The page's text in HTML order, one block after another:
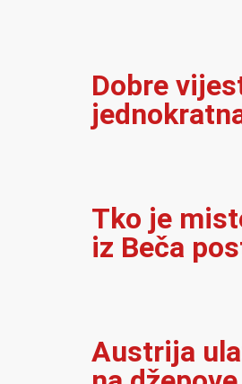
Dobre
Tko je
iz Beča
Austrija